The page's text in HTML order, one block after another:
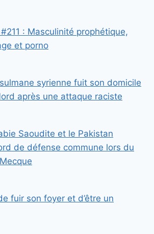
: Masculinité prophétique,
et porno
syrienne fuit son domicile
après une attaque raciste
Saoudite et le Pakistan
de défense commune lors du
fuir son foyer et d’être un